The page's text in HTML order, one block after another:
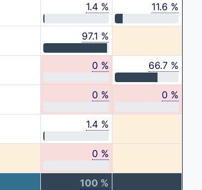
1.4 % 11.6 %
97.1 %
0 % 66.7 %
0 % 0 %
1.4 %
0 %
100 %